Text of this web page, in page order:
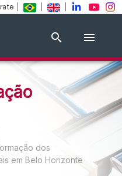
dos
em Belo Horizonte